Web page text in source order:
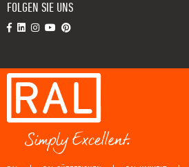
FOLGEN SIE UNS